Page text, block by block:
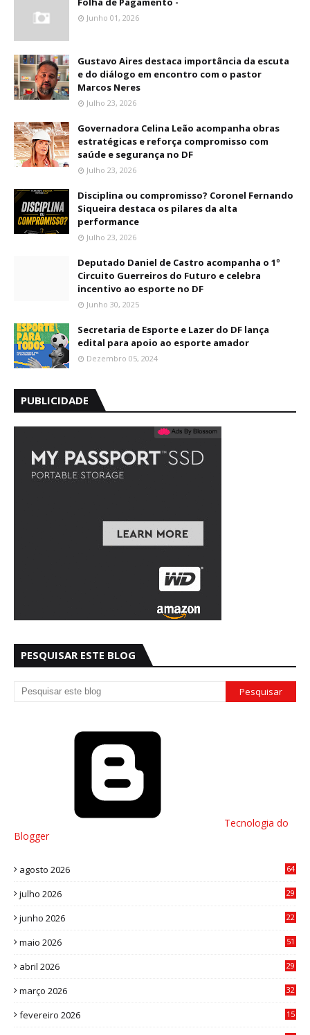
Junho 01, 2026
Gustavo Aires destaca importância da escuta
e do diálogo em encontro com o pastor
Marcos Neres
Julho 23, 2026
Governadora Celina Leão acompanha obras
estratégicas e reforça compromisso com
saúde e segurança no DF
Julho 23, 2026
Disciplina ou compromisso? Coronel Fernando
Siqueira destaca os pilares da alta
performance
Julho 23, 2026
Deputado Daniel de Castro acompanha o 1º
Circuito Guerreiros do Futuro e celebra
incentivo ao esporte no DF
Junho 30, 2025
Secretaria de Esporte e Lazer do DF lança
edital para apoio ao esporte amador
Dezembro 05, 2024
PUBLICIDADE
PESQUISAR ESTE BLOG
Tecnologia do
Blogger
agosto 2026 64
julho 2026
29
junho 2026
22
maio 2026
51
abril 2026
29
março 2026
32
fevereiro 2026
15